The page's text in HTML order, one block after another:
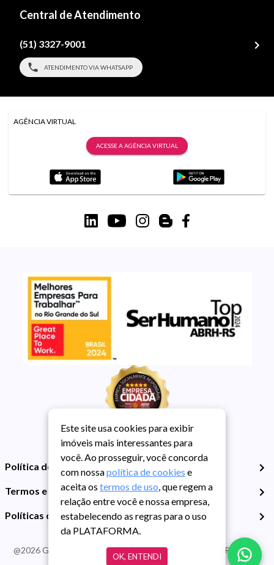
Central de Atendimento
(51) 3327-9001
ATENDIMENTO VIA WHATSAPP
AGÊNCIA VIRTUAL
ACESSE A AGÊNCIA VIRTUAL
Política de Privacidade
Termos e Condições de Uso
Políticas de Cookies
@2026Guarida Imóvel. Todos os direitos reservados. CRECI RS -
413J | CNPJ Guarida: 89.398.606/0001-30
Este site usa cookies para exibir
imóveis mais interessantes para
você. Ao prosseguir, você concorda
com nossapolítica de cookies e
aceita os termos de uso, que regem a
relação entre você e nossa empresa,
estabelecendo as regras para o uso
da PLATAFORMA.
OK, ENTENDI